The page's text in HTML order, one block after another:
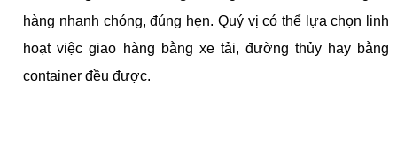
hàng nhanh chóng, đúng hẹn. Quý vị có thể lựa chọn linh
hoạt việc giao hàng bằng xe tải, đường thủy hay bằng
container đều được.